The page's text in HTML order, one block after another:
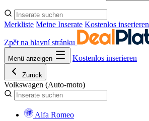
Merkliste Meine Inserate Kostenlos inserieren
Zpět na hlavní stránku
Menü anzeigen Kostenlos inserieren
Zurück
Volkswagen (Auto-moto)
Alfa Romeo